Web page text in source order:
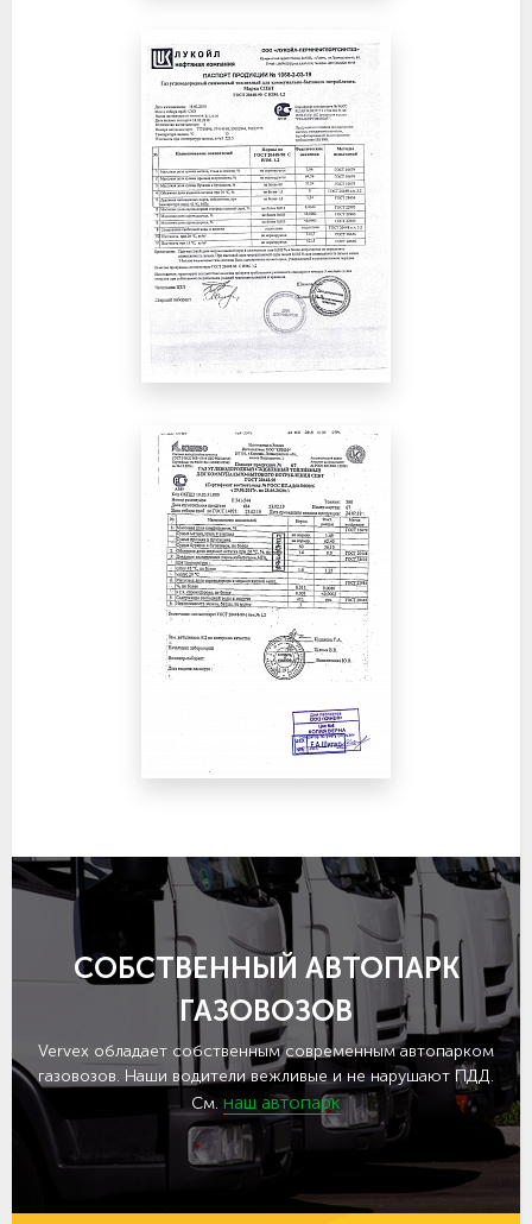
СОБСТВЕННЫЙ АВТОПАРК
ГАЗОВОЗОВ
Vervex обладает собственным современным автопарком
газовозов. Наши водители вежливые и не нарушают ПДД.
См. наш автопарк